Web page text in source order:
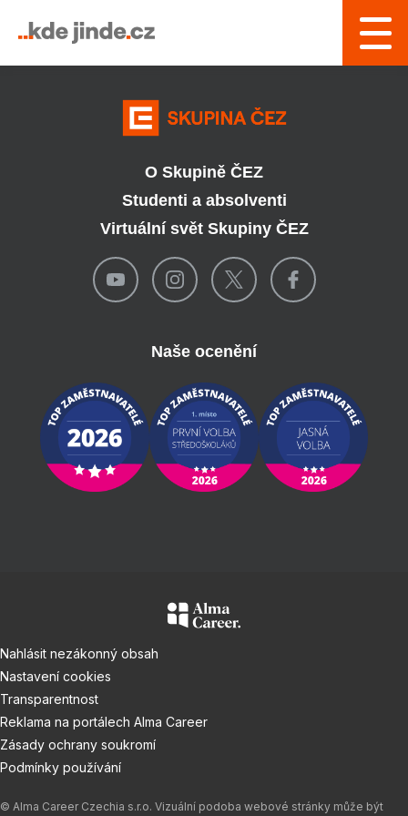
O Skupině ČEZ
Studenti a absolventi
Virtuální svět Skupiny ČEZ
Naše ocenění
Nahlásit nezákonný obsah
Nastavení cookies
Transparentnost
Reklama na portálech Alma Career
Zásady ochrany soukromí
Podmínky používání
© Alma Career Czechia s.r.o. Vizuální podoba webové stránky může být